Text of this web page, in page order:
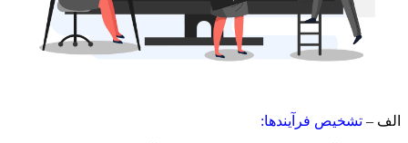
الف – تشخیص فرآیندها: